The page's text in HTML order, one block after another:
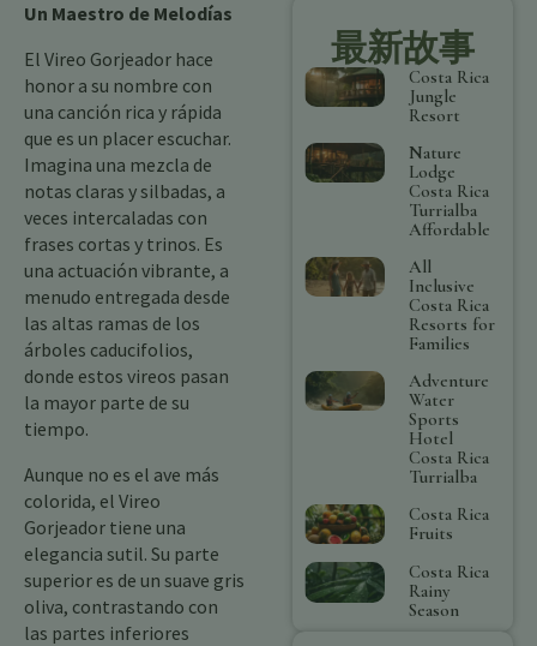
Un Maestro de Melodías
El Vireo Gorjeador hace
honor a su nombre con
una canción rica y rápida
que es un placer escuchar.
Imagina una mezcla de
notas claras y silbadas, a
veces intercaladas con
frases cortas y trinos. Es
una actuación vibrante, a
menudo entregada desde
las altas ramas de los
árboles caducifolios,
donde estos vireos pasan
la mayor parte de su
tiempo.
Aunque no es el ave más
colorida, el Vireo
Gorjeador tiene una
elegancia sutil. Su parte
superior es de un suave gris
oliva, contrastando con
las partes inferiores
最新故事
Costa Rica
Jungle
Resort
Nature
Lodge
Costa Rica
Turrialba
Affordable
All
Inclusive
Costa Rica
Resorts for
Families
Adventure
Water
Sports
Hotel
Costa Rica
Turrialba
Costa Rica
Fruits
Costa Rica
Rainy
Season